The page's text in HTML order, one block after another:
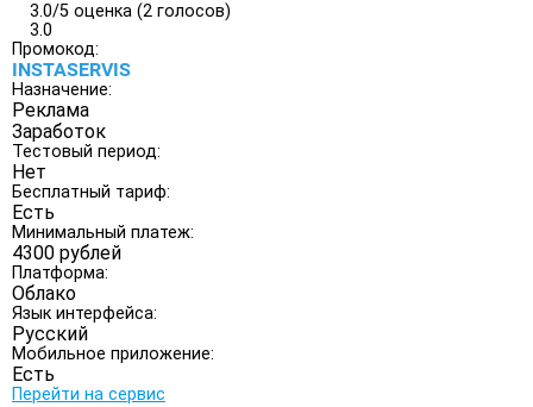
3.0/5 оценка (2 голосов)
3.0
Промокод:
INSTASERVIS
Назначение:
Реклама
Заработок
Тестовый период:
Нет
Бесплатный тариф:
Есть
Минимальный платеж:
4300 рублей
Платформа:
Облако
Язык интерфейса:
Русский
Мобильное приложение:
Есть
Перейти на сервис